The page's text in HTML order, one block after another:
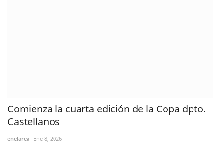
Comienza la cuarta edición de la Copa dpto.
Castellanos
enelarea Ene 8, 2026